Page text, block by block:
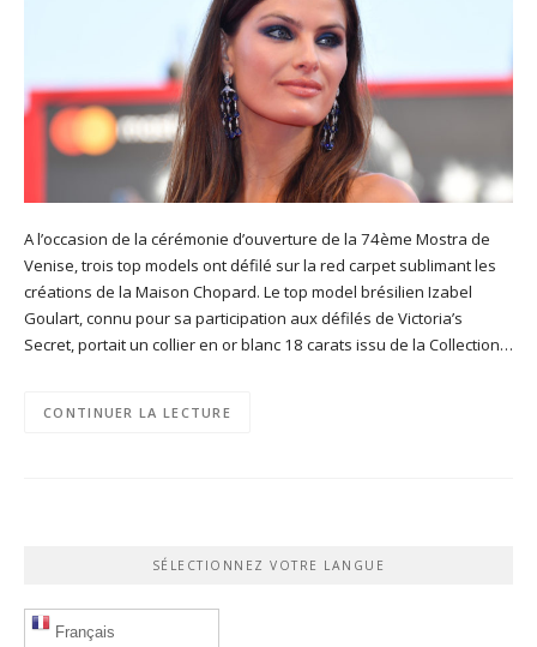
A l’occasion de la cérémonie d’ouverture de la 74ème Mostra de
Venise, trois top models ont défilé sur la red carpet sublimant les
créations de la Maison Chopard. Le top model brésilien Izabel
Goulart, connu pour sa participation aux défilés de Victoria’s
Secret, portait un collier en or blanc 18 carats issu de la Collection…
CONTINUER LA LECTURE
SÉLECTIONNEZ VOTRE LANGUE
Français